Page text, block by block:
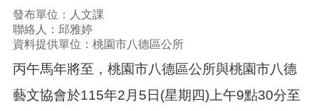
救
助
進
階
搜
發布單位：人文課
聯絡人：邱雅婷
資料提供單位：桃園市八德區公所
丙午馬年將至，桃園市八德區公所與桃園市八德
藝文協會於115年2月5日(星期四)上午9點30分至